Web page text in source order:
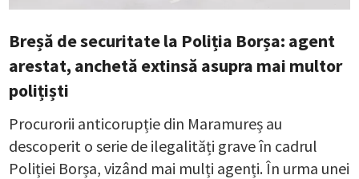
Breșă de securitate la Poliția Borșa: agent
arestat, anchetă extinsă asupra mai multor
polițiști
Procurorii anticorupție din Maramureș au
descoperit o serie de ilegalități grave în cadrul
Poliției Borșa, vizând mai mulți agenți. În urma unei